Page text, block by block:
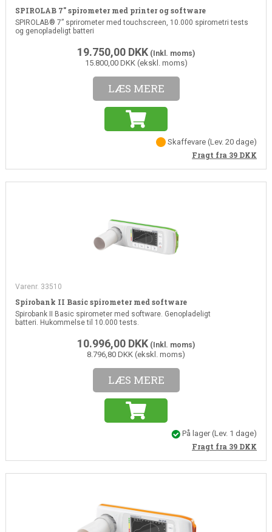
SPIROLAB 7" spirometer med printer og software
SPIROLAB® 7” sprirometer med touchscreen, 10.000 spirometri tests
og genopladeligt batteri
19.750,00 DKK (Inkl. moms)
15.800,00 DKK (ekskl. moms)
LÆS MERE
Skaffevare(Lev. 20 dage)
Fragt fra 39 DKK
Varenr. 33510
Spirobank II Basic spirometer med software
Spirobank II Basic spirometer med software. Genopladeligt
batteri. Hukommelse til 10.000 tests.
10.996,00 DKK (Inkl. moms)
8.796,80 DKK (ekskl. moms)
LÆS MERE
På lager(Lev. 1 dage)
Fragt fra 39 DKK